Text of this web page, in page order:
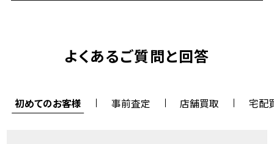
よくあるご質問と回答
初めてのお客様 事前査定 店舗買取 宅配